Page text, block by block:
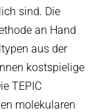
sind. Die
an Hand
aus der
kostspielige
TEPIC
molekularen